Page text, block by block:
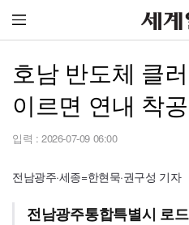
호남 반도체 클
이르면 연내 착
입력 : 2026-07-09 06:00
전남광주·세종=한현묵·권구성 기자
전남광주통합특별시 로